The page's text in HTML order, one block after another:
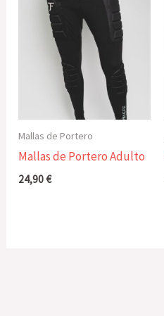
Mallas de Portero
Mallas de Portero Adulto
24,90€